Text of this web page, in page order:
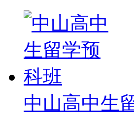
中山高中生